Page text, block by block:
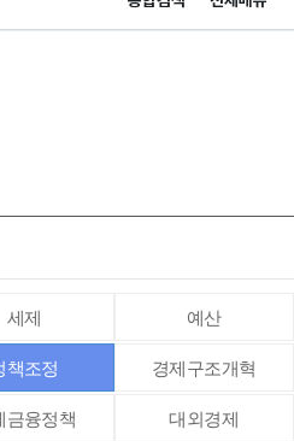
입니다.
세제 예산
책조정 경제구조개혁
금융정책 대외경제